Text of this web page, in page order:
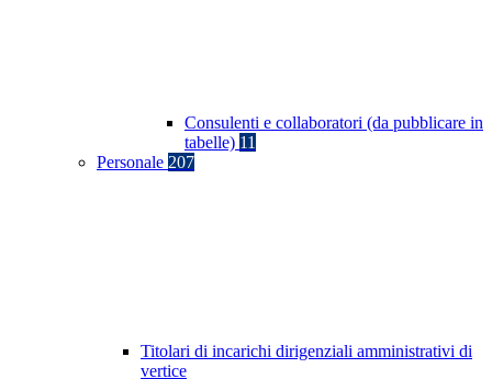
Consulenti e collaboratori (da pubblicare in
tabelle) 11
Personale 207
Titolari di incarichi dirigenziali amministrativi di
vertice